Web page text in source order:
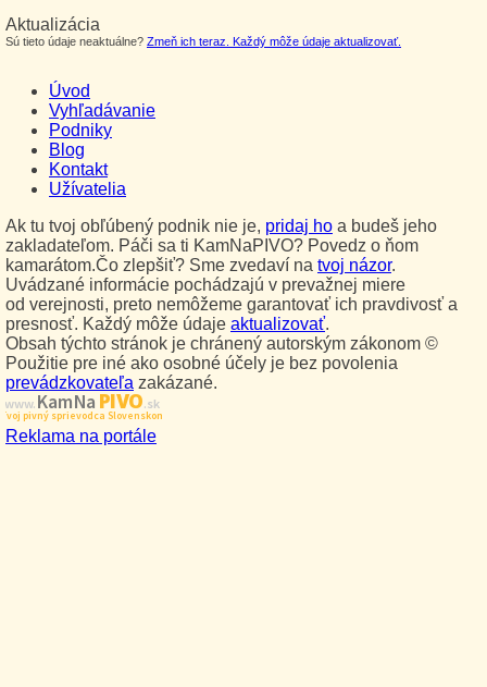
Aktualizácia
Sú tieto údaje neaktuálne? Zmeň ich teraz. Každý môže údaje aktualizovať.
Úvod
Vyhľadávanie
Podniky
Blog
Kontakt
Užívatelia
Ak tu tvoj obľúbený podnik nie je, pridaj ho a budeš jeho
zakladateľom. Páči sa ti KamNaPIVO? Povedz o ňom
kamarátom.Čo zlepšiť? Sme zvedaví na tvoj názor.
Uvádzané informácie pochádzajú v prevažnej miere
od verejnosti, preto nemôžeme garantovať ich pravdivosť a
presnosť. Každý môže údaje aktualizovať.
Obsah týchto stránok je chránený autorským zákonom ©
Použitie pre iné ako osobné účely je bez povolenia
prevádzkovateľa zakázané.
www.Kam NaPIVO.sk
Tvoj pivný sprievodca Slovenskom
Reklama na portále